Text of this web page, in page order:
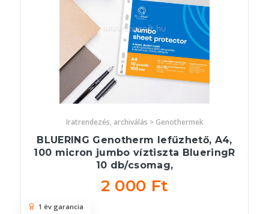
Iratrendezés, archiválás > Genothermek
BLUERING Genotherm lefűzhető, A4,
100 micron jumbo víztiszta BlueringR
10 db/csomag,
2 000 Ft
1 év garancia